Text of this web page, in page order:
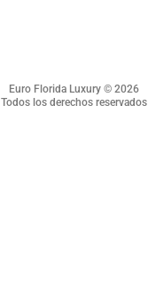
Euro Florida Luxury © 2026
Todos los derechos reservados